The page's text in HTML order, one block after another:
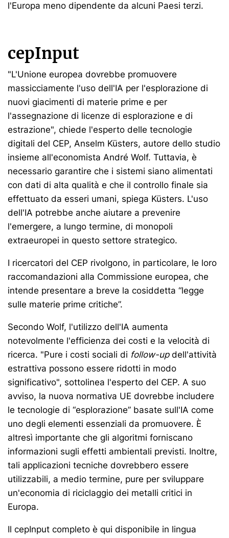
l'Europa meno dipendente da alcuni Paesi terzi.
cepInput
"L'Unione europea dovrebbe promuovere
massicciamente l'uso dell'IA per l'esplorazione di
nuovi giacimenti di materie prime e per
l'assegnazione di licenze di esplorazione e di
estrazione", chiede l'esperto delle tecnologie
digitali del CEP, Anselm Küsters, autore dello studio
insieme all'economista André Wolf. Tuttavia, è
necessario garantire che i sistemi siano alimentati
con dati di alta qualità e che il controllo finale sia
effettuato da esseri umani, spiega Küsters. L'uso
dell'IA potrebbe anche aiutare a prevenire
l'emergere, a lungo termine, di monopoli
extraeuropei in questo settore strategico.
I ricercatori del CEP rivolgono, in particolare, le loro
raccomandazioni alla Commissione europea, che
intende presentare a breve la cosiddetta “legge
sulle materie prime critiche”.
Secondo Wolf, l'utilizzo dell'IA aumenta
notevolmente l'efficienza dei costi e la velocità di
ricerca. "Pure i costi sociali di follow-updell'attività
estrattiva possono essere ridotti in modo
significativo", sottolinea l'esperto del CEP. A suo
avviso, la nuova normativa UE dovrebbe includere
le tecnologie di “esplorazione” basate sull'IA come
uno degli elementi essenziali da promuovere. È
altresì importante che gli algoritmi forniscano
informazioni sugli effetti ambientali previsti. Inoltre,
tali applicazioni tecniche dovrebbero essere
utilizzabili, a medio termine, pure per sviluppare
un'economia di riciclaggio dei metalli critici in
Europa.
Il cepInput completo è qui disponibile in lingua